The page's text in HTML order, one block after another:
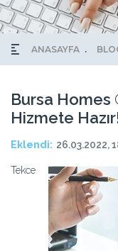
ANASAYFA
Bursa Homes
Hizmete
Eklendi: 26.03.2022,
Tekce